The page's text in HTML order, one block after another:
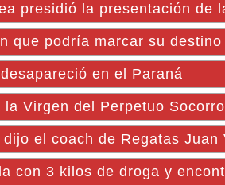
presidió la presentación de
que podría marcar su
en el Paraná
Virgen del Perpetuo Socorro
el coach de Regatas Juan
con 3 kilos de droga y